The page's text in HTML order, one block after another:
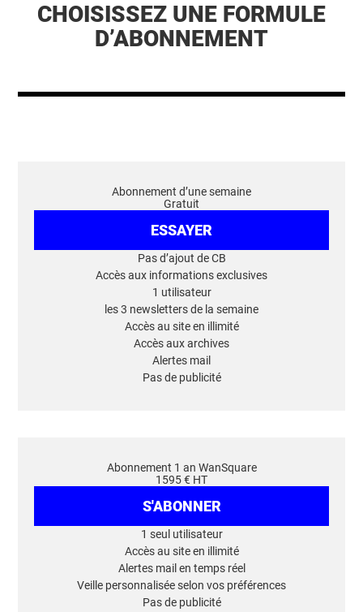
CHOISISSEZ UNE FORMULE
D’ABONNEMENT
Abonnement d’une semaine
Gratuit
ESSAYER
Pas d’ajout de CB
Accès aux informations exclusives
1 utilisateur
les 3 newsletters de la semaine
Accès au site en illimité
Accès aux archives
Alertes mail
Pas de publicité
Abonnement 1 an WanSquare
1595 € HT
S'ABONNER
1 seul utilisateur
Accès au site en illimité
Alertes mail en temps réel
Veille personnalisée selon vos préférences
Pas de publicité